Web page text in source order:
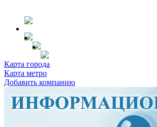
Карта города
Карта метро
Добавить компанию